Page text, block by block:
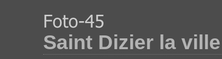
Saint Dizier la